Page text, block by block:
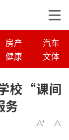
房产
汽车
健康 文体
校“课间
务